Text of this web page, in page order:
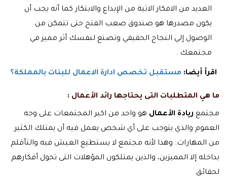
العديد من الافكار الاتية من الإبداع والابتكار كما أنه يجب أن
يكون مصدرها هو صندوق صعب الفتح حتى تتمكن من
الوصول إلي النجاح الحقيقي وتصنع لنفسك أثر مميز في
مجتمعك .
اقرأ أيضا: مستقبل تخصص ادارة الاعمال للبنات بالمملكة؟
ما هي المتطلبات التى يحتاجها رائد الأعمال :
مجتمع ريادة الأعمال هو واحد من اكبر المجتمعات على وجه
العموم والذي يتوجب على أي شخص يعمل فيه أن يمتلك الكثير
من المهارات. وهذا لأنه مجتمع لا يستطيع العيش فيه والتأقلم
بداخله إلا المميزين، والذين يمتلكون المؤهلات التى تحول أفكارهم
لحقائق.